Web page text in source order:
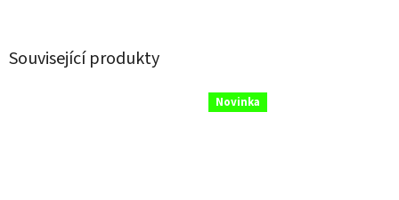
Související produkty
Novinka